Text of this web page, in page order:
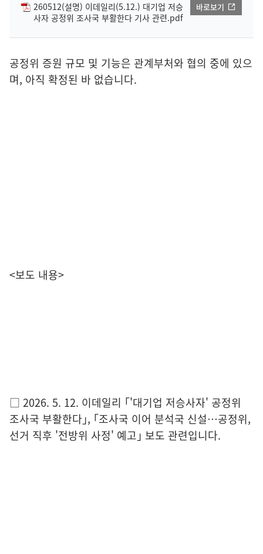
260512(설명) 이데일리(5.12.) 대기업 저승
사자 공정위 조사국 부활한다 기사 관련.pdf
바로보기
공정위 증원 규모 및 기능은 관계부처와 협의 중에 있으
며, 아직 확정된 바 없습니다.
<보도 내용>
□ 2026. 5. 12. 이데일리 ｢'대기업 저승사자' 공정위
조사국 부활한다 ｣, ｢조사국 이어 분석국 신설…공정위,
선거 직후 '전방위 사정' 예고 ｣ 보도 관련입니다.